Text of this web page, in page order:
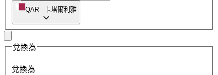
QAR - 卡塔爾利雅
兌換為
兌換為